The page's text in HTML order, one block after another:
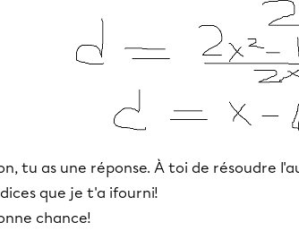
tu as une réponse. À toi de résoudre
que je t'a ifourni!
chance!